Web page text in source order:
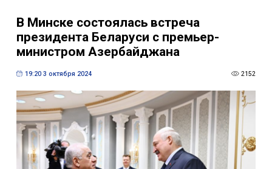
В Минске состоялась встреча
президента Беларуси с премьер-
министром Азербайджана
19:20 3 октября 2024 2152